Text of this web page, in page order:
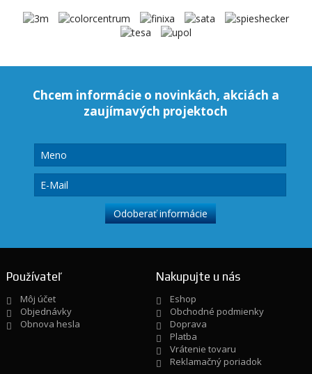
Chcem informácie o novinkách, akciách a
zaujímavých projektoch
Používateľ
Môj účet
Objednávky
Obnova hesla
Nakupujte u nás
Eshop
Obchodné podmienky
Doprava
Platba
Vrátenie tovaru
Reklamačný poriadok